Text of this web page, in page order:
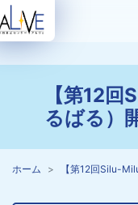
【第12
るばる）
ホーム 【第12回Silu-